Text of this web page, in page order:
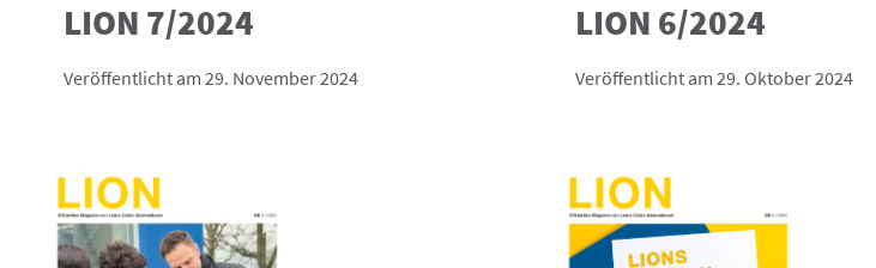
LION 7/2024
Veröffentlicht am 29. November 2024
LION 6/2024
Veröffentlicht am 29. Oktober 2024